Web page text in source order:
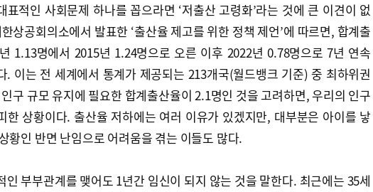
표적인 사회문제 하나를 꼽으라면 ‘저출산 고령화’라는 것에 큰 이견이 없
상공회의소에서 발표한 ‘출산율 제고를 위한 정책 제언’에 따르면, 합계출
1.13명에서 2015년 1.24명으로 오른 이후 2022년 0.78명으로 7년 연속
. 이는 전 세계에서 통계가 제공되는 213개국(월드뱅크 기준) 중 최하위권
구 규모 유지에 필요한 합계출산율이 2.1명인 것을 고려하면, 우리의 인구
한 상황이다. 출산율 저하에는 여러 이유가 있겠지만, 대부분은 아이를 낳
황인 반면 난임으로 어려움을 겪는 이들도 많다.
인 부부관계를 맺어도 1년간 임신이 되지 않는 것을 말한다. 최근에는 35세